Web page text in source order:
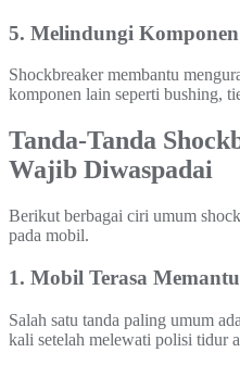
5. Melindungi
Shockbreaker membantu
komponen lain seperti bushing,
Tanda-Tanda
Wajib Diwaspadai
Berikut berbagai ciri umum
pada mobil.
1. Mobil Terasa
Salah satu tanda paling umum
kali setelah melewati polisi tidur